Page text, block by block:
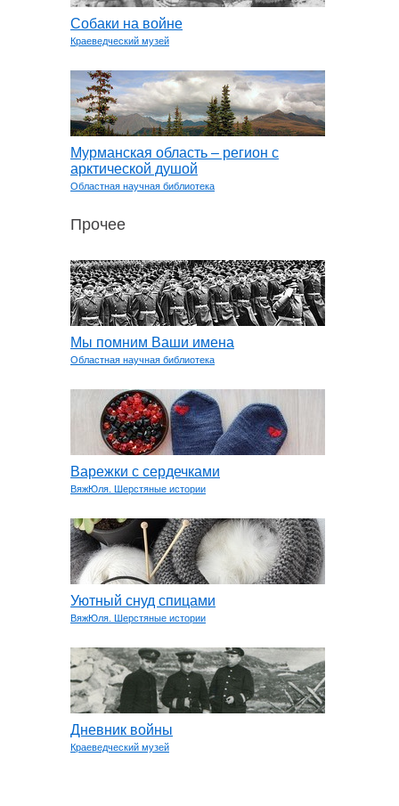
Собаки на войне
Краеведческий музей
Мурманская область – регион с
арктической душой
Областная научная библиотека
Прочее
Мы помним Ваши имена
Областная научная библиотека
Варежки с сердечками
ВяжЮля. Шерстяные истории
Уютный снуд спицами
ВяжЮля. Шерстяные истории
Дневник войны
Краеведческий музей